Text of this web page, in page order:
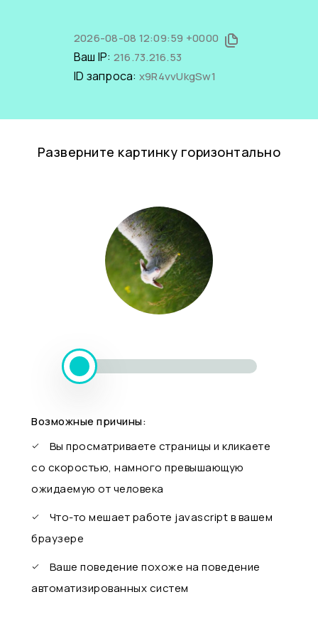
2026-08-08 12:09:59 +0000
Ваш IP: 216.73.216.53
ID запроса: x9R4vvUkgSw1
Разверните картинку горизонтально
Возможные причины:
Вы просматриваете страницы и кликаете
со скоростью, намного превышающую
ожидаемую от человека
Что-то мешает работе javascript в вашем
браузере
Ваше поведение похоже на поведение
автоматизированных систем